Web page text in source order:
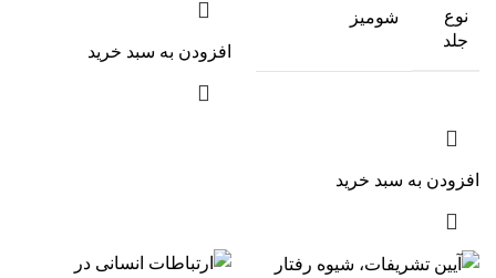
نوع
جلد
شومیز
افزودن به سبد خرید
افزودن به سبد خرید